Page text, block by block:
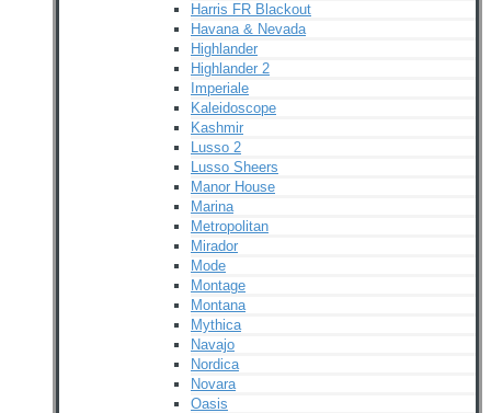
Harris FR Blackout
Havana & Nevada
Highlander
Highlander 2
Imperiale
Kaleidoscope
Kashmir
Lusso 2
Lusso Sheers
Manor House
Marina
Metropolitan
Mirador
Mode
Montage
Montana
Mythica
Navajo
Nordica
Novara
Oasis